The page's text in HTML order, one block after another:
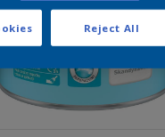
Reject All